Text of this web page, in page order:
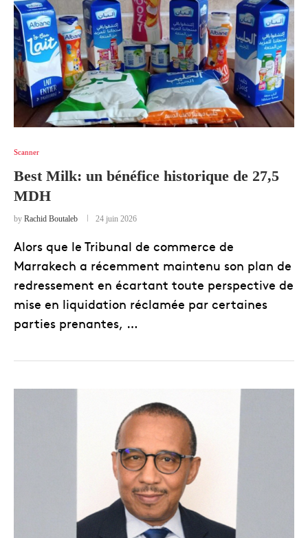
Scanner
Best Milk: un bénéfice historique de 27,5
MDH
by Rachid Boutaleb 24 juin 2026
Alors que le Tribunal de commerce de
Marrakech a récemment maintenu son plan de
redressement en écartant toute perspective de
mise en liquidation réclamée par certaines
parties prenantes, …